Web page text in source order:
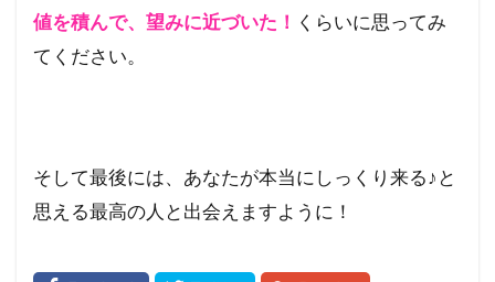
値を積んで、望みに近づいた！ くらいに思ってみ
てください。
そして最後には、あなたが本当にしっくり来る♪と
思える最高の人と出会えますように！